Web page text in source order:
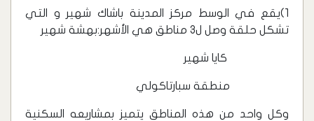
1)يقع في الوسط مركز المدينة باشاك شهير و التي
تشكل حلقة وصل ل3 مناطق هي الأشهر:بهشة شهير
كايا شهير
منطقة سبارتاكولي
وكل واحد من هذه المناطق يتميز بمشاريعه السكنية